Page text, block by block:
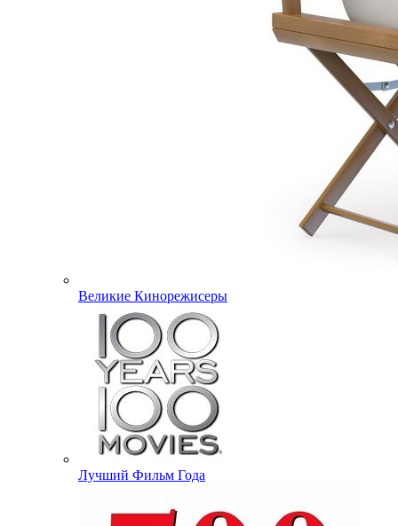
Великие Кинорежисеры
Лучший Фильм Года